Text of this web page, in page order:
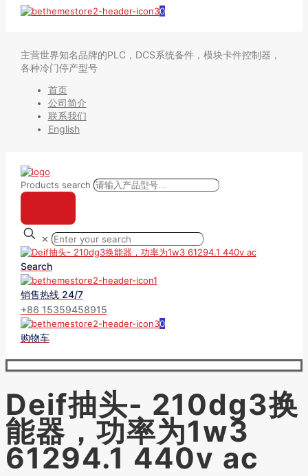
0
主营世界知名品牌的PLC，DCS系统备件，模块卡件控制器，
各种冷门停产型号
首页
公司简介
联系我们
English
Products search
✕
Search
销售热线 24/7
+86 15359458915
0
购物车
Deif抽头- 210dg3换
能器，功率为1w3
61294.1 440v ac